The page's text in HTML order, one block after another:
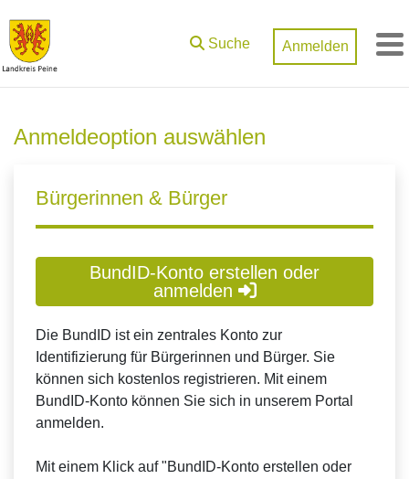
Zum Hauptinhalt springen
Suche Anmelden
Anmeldeoption auswählen
Bürgerinnen & Bürger
BundID-Konto erstellen oder
anmelden
Die BundID ist ein zentrales Konto zur
Identifizierung für Bürgerinnen und Bürger. Sie
können sich kostenlos registrieren. Mit einem
BundID-Konto können Sie sich in unserem Portal
anmelden.
Mit einem Klick auf "BundID-Konto erstellen oder